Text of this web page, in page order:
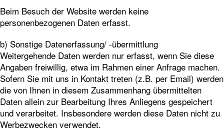
Beim Besuch der Website werden keine
personenbezogenen Daten erfasst.
b) Sonstige Datenerfassung/ -übermittlung
Weitergehende Daten werden nur erfasst, wenn Sie diese
Angaben freiwillig, etwa im Rahmen einer Anfrage machen.
Sofern Sie mit uns in Kontakt treten (z.B. per Email) werden
die von Ihnen in diesem Zusammenhang übermittelten
Daten allein zur Bearbeitung Ihres Anliegens gespeichert
und verarbeitet. Insbesondere werden diese Daten nicht zu
Werbezwecken verwendet.